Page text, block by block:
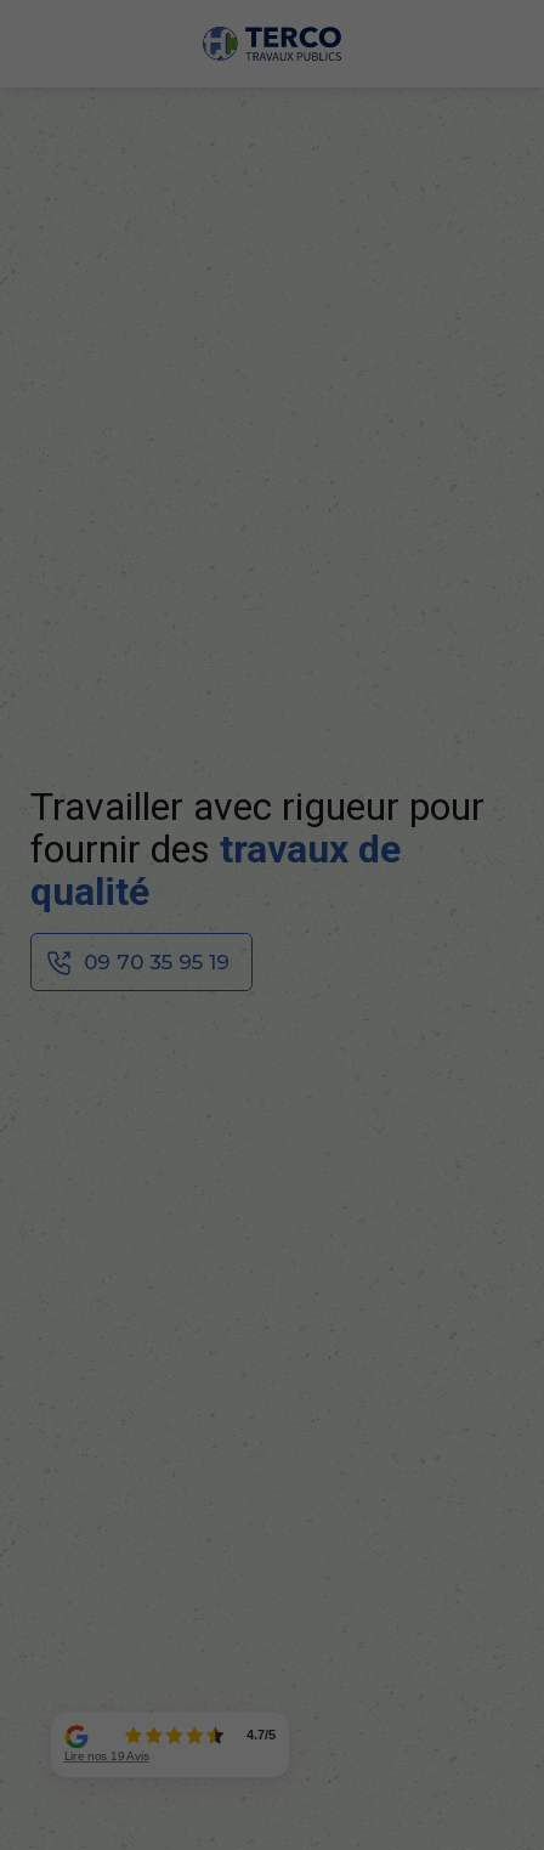
Travailler avec rigueur pour
fournir destravaux de
qualité
09 70 35 95 19